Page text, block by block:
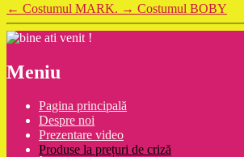
← Costumul MARK. → Costumul BOBY
Meniu
Pagina principală
Despre noi
Prezentare video
Produse la prețuri de criză